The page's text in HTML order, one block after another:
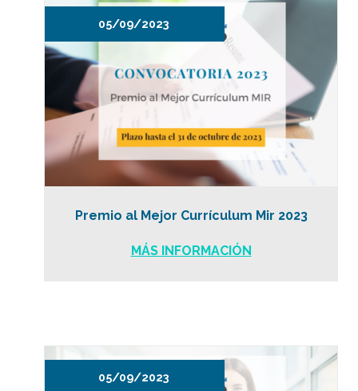
05/09/2023
Premio al Mejor Currículum Mir 2023
MÁS INFORMACIÓN
05/09/2023